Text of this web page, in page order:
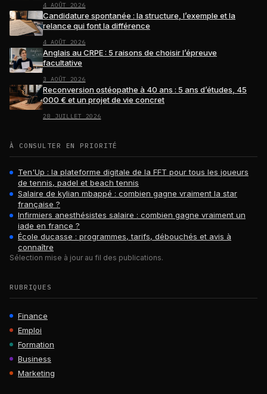
4 AOÛT 2026
Candidature spontanée : la structure, l’exemple et la
relance qui font la différence
4 AOÛT 2026
Anglais au CRPE : 5 raisons de choisir l’épreuve
facultative
3 AOÛT 2026
Reconversion ostéopathe à 40 ans : 5 ans d’études, 45
000 € et un projet de vie concret
28 JUILLET 2026
À CONSULTER EN PRIORITÉ
Ten'Up : la plateforme digitale de la FFT pour tous les joueurs
de tennis, padel et beach tennis
Salaire de kylian mbappé : combien gagne vraiment la star
française ?
Infirmiers anesthésistes salaire : combien gagne vraiment un
iade en france ?
École ducasse : programmes, tarifs, débouchés et avis à
connaître
Sélection mise à jour au fil des publications.
RUBRIQUES
Finance
Emploi
Formation
Business
Marketing